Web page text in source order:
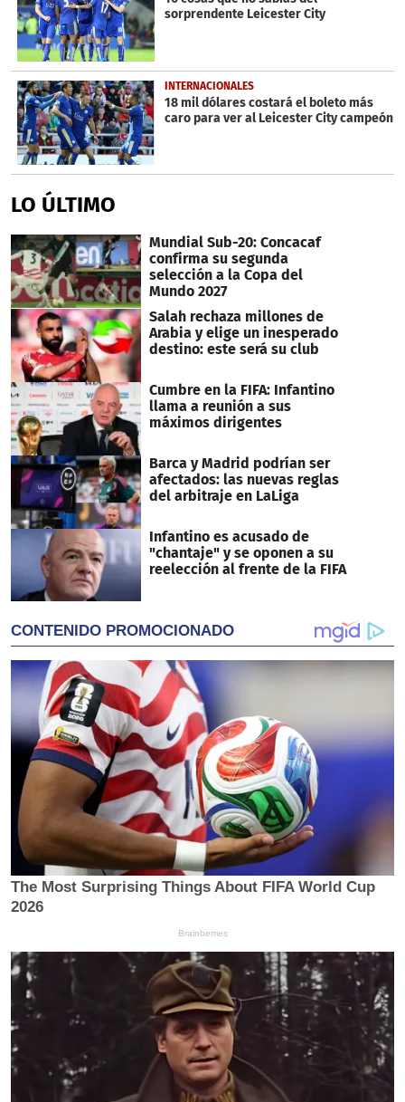
sorprendente Leicester City
INTERNACIONALES
18 mil dólares costará el boleto más
caro para ver al Leicester City campeón
LO ÚLTIMO
Mundial Sub-20: Concacaf
confirma su segunda
selección a la Copa del
Mundo 2027
Salah rechaza millones de
Arabia y elige un inesperado
destino: este será su club
Cumbre en la FIFA: Infantino
llama a reunión a sus
máximos dirigentes
Barca y Madrid podrían ser
afectados: las nuevas reglas
del arbitraje en LaLiga
Infantino es acusado de
"chantaje" y se oponen a su
reelección al frente de la FIFA